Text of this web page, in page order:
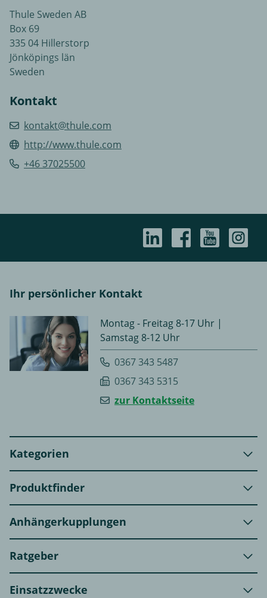
Thule Sweden AB
Box 69
335 04 Hillerstorp
Jönköpings län
Sweden
Kontakt
kontakt@thule.com
http://www.thule.com
+46 37025500
Ihr persönlicher Kontakt
Montag - Freitag 8-17 Uhr |
Samstag 8-12 Uhr
0367 343 5487
0367 343 5315
zur Kontaktseite
Kategorien
Produktfinder
Anhängerkupplungen
Ratgeber
Einsatzzwecke